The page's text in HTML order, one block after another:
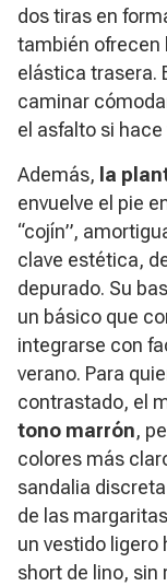
dos tiras en
también ofrecen
elástica trasera.
caminar
el asfalto si
Además, la
envuelve el pie
“cojín”,
clave estética,
depurado. Su
un básico que
integrarse con
verano. Para
contrastado, el
tono marrón,
colores más
sandalia
de las
un vestido ligero
short de lino, sin